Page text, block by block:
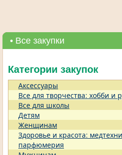
• Все закупки
Категории закупок
Аксессуары
Все для творчества: хобби и
Все для школы
Детям
Женщинам
Здоровье и красота:
парфюмерия